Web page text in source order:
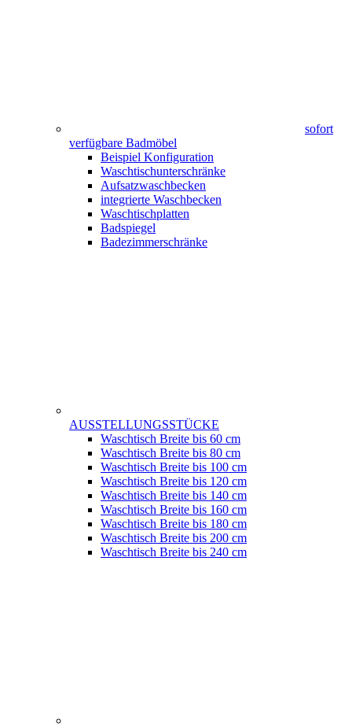
sofort
verfügbare Badmöbel
Beispiel Konfiguration
Waschtischunterschränke
Aufsatzwaschbecken
integrierte Waschbecken
Waschtischplatten
Badspiegel
Badezimmerschränke
AUSSTELLUNGSSTÜCKE
Waschtisch Breite bis 60 cm
Waschtisch Breite bis 80 cm
Waschtisch Breite bis 100 cm
Waschtisch Breite bis 120 cm
Waschtisch Breite bis 140 cm
Waschtisch Breite bis 160 cm
Waschtisch Breite bis 180 cm
Waschtisch Breite bis 200 cm
Waschtisch Breite bis 240 cm